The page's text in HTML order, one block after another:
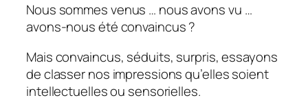
Nous sommes venus … nous avons vu …
avons-nous été convaincus ?
Mais convaincus, séduits, surpris, essayons
de classer nos impressions qu’elles soient
intellectuelles ou sensorielles.